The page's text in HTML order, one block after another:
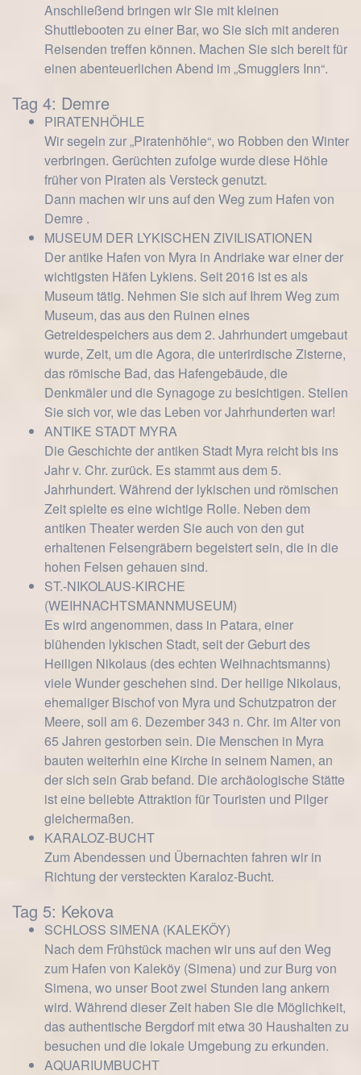
Anschließend bringen wir Sie mit kleinen
Shuttlebooten zu einer Bar, wo Sie sich mit anderen
Reisenden treffen können. Machen Sie sich bereit für
einen abenteuerlichen Abend im „Smugglers Inn“.
Tag 4: Demre
PIRATENHÖHLE
Wir segeln zur „Piratenhöhle“, wo Robben den Winter
verbringen. Gerüchten zufolge wurde diese Höhle
früher von Piraten als Versteck genutzt.
Dann machen wir uns auf den Weg zum Hafen von
Demre .
MUSEUM DER LYKISCHEN ZIVILISATIONEN
Der antike Hafen von Myra in Andriake war einer der
wichtigsten Häfen Lykiens. Seit 2016 ist es als
Museum tätig. Nehmen Sie sich auf Ihrem Weg zum
Museum, das aus den Ruinen eines
Getreidespeichers aus dem 2. Jahrhundert umgebaut
wurde, Zeit, um die Agora, die unterirdische Zisterne,
das römische Bad, das Hafengebäude, die
Denkmäler und die Synagoge zu besichtigen. Stellen
Sie sich vor, wie das Leben vor Jahrhunderten war!
ANTIKE STADT MYRA
Die Geschichte der antiken Stadt Myra reicht bis ins
Jahr v. Chr. zurück. Es stammt aus dem 5.
Jahrhundert. Während der lykischen und römischen
Zeit spielte es eine wichtige Rolle. Neben dem
antiken Theater werden Sie auch von den gut
erhaltenen Felsengräbern begeistert sein, die in die
hohen Felsen gehauen sind.
ST.-NIKOLAUS-KIRCHE
(WEIHNACHTSMANNMUSEUM)
Es wird angenommen, dass in Patara, einer
blühenden lykischen Stadt, seit der Geburt des
Heiligen Nikolaus (des echten Weihnachtsmanns)
viele Wunder geschehen sind. Der heilige Nikolaus,
ehemaliger Bischof von Myra und Schutzpatron der
Meere, soll am 6. Dezember 343 n. Chr. im Alter von
65 Jahren gestorben sein. Die Menschen in Myra
bauten weiterhin eine Kirche in seinem Namen, an
der sich sein Grab befand. Die archäologische Stätte
ist eine beliebte Attraktion für Touristen und Pilger
gleichermaßen.
KARALOZ-BUCHT
Zum Abendessen und Übernachten fahren wir in
Richtung der versteckten Karaloz-Bucht.
Tag 5: Kekova
SCHLOSS SIMENA (KALEKÖY)
Nach dem Frühstück machen wir uns auf den Weg
zum Hafen von Kaleköy (Simena) und zur Burg von
Simena, wo unser Boot zwei Stunden lang ankern
wird. Während dieser Zeit haben Sie die Möglichkeit,
das authentische Bergdorf mit etwa 30 Haushalten zu
besuchen und die lokale Umgebung zu erkunden.
AQUARIUMBUCHT